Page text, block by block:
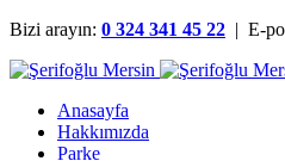
Bizi arayın: 0 324 341 45 22 | E-
Anasayfa
Hakkımızda
Parke